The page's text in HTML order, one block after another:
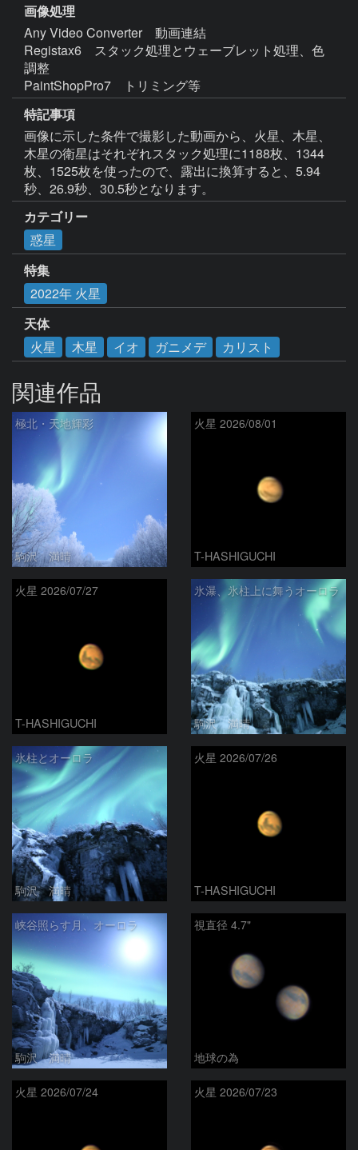
画像処理
Any Video Converter　動画連結
Registax6　スタック処理とウェーブレット処理、色
調整
PaintShopPro7　トリミング等
特記事項
画像に示した条件で撮影した動画から、火星、木星、
木星の衛星はそれぞれスタック処理に1188枚、1344
枚、1525枚を使ったので、露出に換算すると、5.94
秒、26.9秒、30.5秒となります。
カテゴリー
惑星
特集
2022年 火星
天体
火星
木星 イオ ガニメデ カリスト
関連作品
極北・天地輝彩
駒沢 満晴
火星 2026/08/01
T-HASHIGUCHI
火星 2026/07/27
T-HASHIGUCHI
氷瀑、氷柱上に舞うオーロラ
駒沢 満晴
氷柱とオーロラ
駒沢 満晴
火星 2026/07/26
T-HASHIGUCHI
峡谷照らす月、オーロラ
駒沢 満晴
視直径 4.7"
地球の為
火星 2026/07/24 火星 2026/07/23